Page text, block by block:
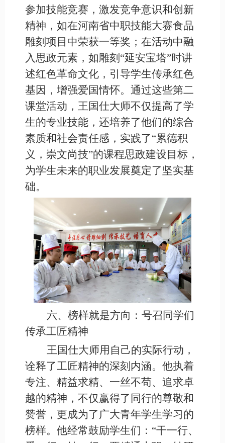
参加技能竞赛，激发竞争意识和创新
精神，如在河南省中职技能大赛食品
雕刻项目中荣获一等奖；在活动中融
入思政元素，如雕刻“延安宝塔”时讲
述红色革命文化，引导学生传承红色
基因，增强爱国情怀。通过这些第二
课堂活动，王国仕大师不仅提高了学
生的专业技能，还培养了他们的综合
素质和社会责任感，实践了“累德积
义，崇文尚技”的课程思政建设目标，
为学生未来的职业发展奠定了坚实基
础。
六、榜样就是方向：号召同学们
传承工匠精神
王国仕大师用自己的实际行动，
诠释了工匠精神的深刻内涵。他执着
专注、精益求精、一丝不苟、追求卓
越的精神，不仅赢得了同行的尊敬和
赞誉，更成为了广大青年学生学习的
榜样。他经常鼓励学生们： “干一行、